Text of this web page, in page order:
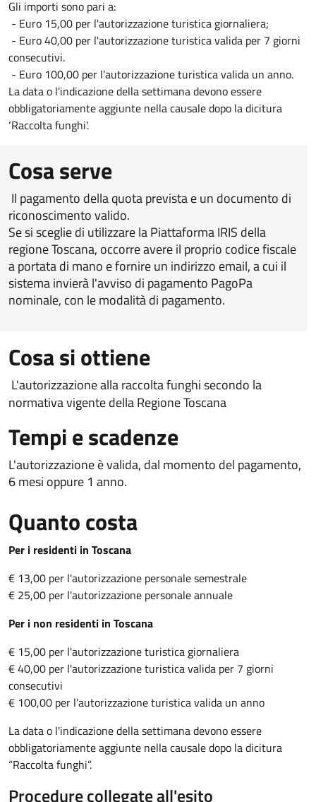
Gli importi sono pari a:
- Euro 15,00 per l'autorizzazione turistica giornaliera;
- Euro 40,00 per l'autorizzazione turistica valida per 7 giorni
consecutivi.
- Euro 100,00 per l'autorizzazione turistica valida un anno.
La data o l'indicazione della settimana devono essere
obbligatoriamente aggiunte nella causale dopo la dicitura
‘Raccolta funghi'.
Cosa serve
Il pagamento della quota prevista e un documento di
riconoscimento valido.
Se si sceglie di utilizzare la Piattaforma IRIS della
regione Toscana, occorre avere il proprio codice fiscale
a portata di mano e fornire un indirizzo email, a cui il
sistema invierà l'avviso di pagamento PagoPa
nominale, con le modalità di pagamento.
Cosa si ottiene
L'autorizzazione alla raccolta funghi secondo la
normativa vigente della Regione Toscana
Tempi e scadenze
L'autorizzazione è valida, dal momento del pagamento,
6 mesi oppure 1 anno.
Quanto costa
Per i residenti in Toscana
€ 13,00 per l'autorizzazione personale semestrale
€ 25,00 per l'autorizzazione personale annuale
Per i non residenti in Toscana
€ 15,00 per l'autorizzazione turistica giornaliera
€ 40,00 per l'autorizzazione turistica valida per 7 giorni
consecutivi
€ 100,00 per l'autorizzazione turistica valida un anno
La data o l'indicazione della settimana devono essere
obbligatoriamente aggiunte nella causale dopo la dicitura
“Raccolta funghi”.
Procedure collegate all'esito